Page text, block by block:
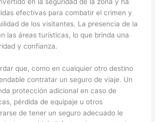
efectivas para combatir el crimen y
de los visitantes. La presencia de la
las áreas turísticas, lo que brinda una
y confianza.
que, como en cualquier otro destino
contratar un seguro de viaje. Un
protección adicional en caso de
pérdida de equipaje u otros
de tener un seguro adecuado le